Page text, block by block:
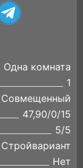
Одна комната
1
Совмещенный
47,90/0/15
5/5
Стройвариант
Нет